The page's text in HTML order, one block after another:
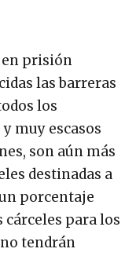
en prisión
las barreras
los
muy escasos
son aún más
destinadas a
porcentaje
cárceles para los
tendrán